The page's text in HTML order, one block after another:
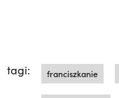
tagi: franciszkanie